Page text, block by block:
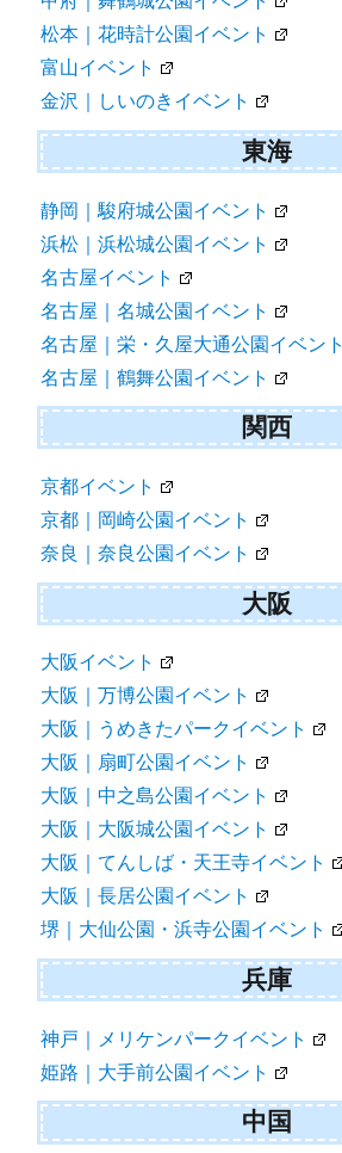
松本｜花時計公園イベント
富山イベント
金沢｜しいのきイベント
東海
静岡｜駿府城公園イベント
浜松｜浜松城公園イベント
名古屋イベント
名古屋｜名城公園イベント
名古屋｜栄・久屋大通公園イベント
名古屋｜鶴舞公園イベント
関西
京都イベント
京都｜岡崎公園イベント
奈良｜奈良公園イベント
大阪
大阪イベント
大阪｜万博公園イベント
大阪｜うめきたパークイベント
大阪｜扇町公園イベント
大阪｜中之島公園イベント
大阪｜大阪城公園イベント
大阪｜てんしば・天王寺イベント
大阪｜長居公園イベント
堺｜大仙公園・浜寺公園イベント
兵庫
神戸｜メリケンパークイベント
姫路｜大手前公園イベント
中国